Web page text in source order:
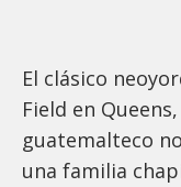
El clásico
Field en
guatemalteco
una familia